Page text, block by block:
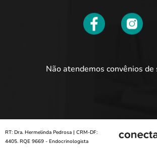
Não atendemos convênios de
RT: Dra. Hermelinda Pedrosa | CRM-DF:
4405. RQE 9669 - Endocrinologista